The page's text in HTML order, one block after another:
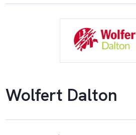
Wolfert Dalton